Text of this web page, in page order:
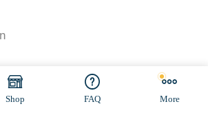
Shop FAQ More
Made by Ramaekers-Consultancy